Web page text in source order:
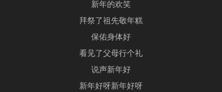
新年的欢笑
拜祭了祖先敬年糕
保佑身体好
看见了父母行个礼
说声新年好
新年好呀新年好呀